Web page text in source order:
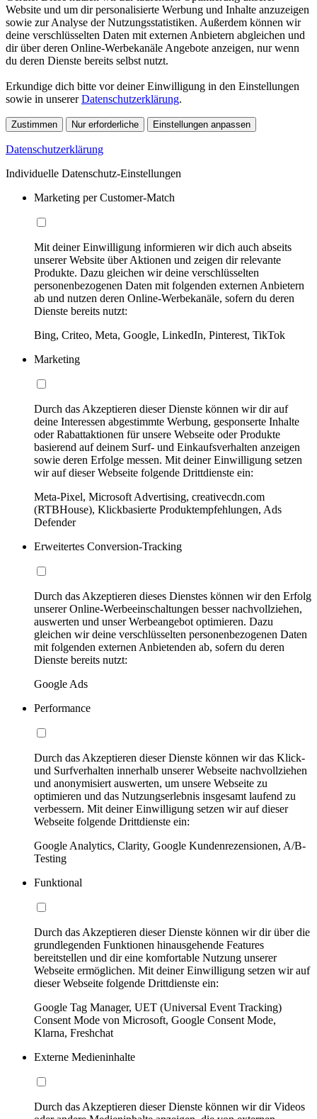
Website und um dir personalisierte Werbung und Inhalte anzuzeigen
sowie zur Analyse der Nutzungsstatistiken. Außerdem können wir
deine verschlüsselten Daten mit externen Anbietern abgleichen und
dir über deren Online-Werbekanäle Angebote anzeigen, nur wenn
du deren Dienste bereits selbst nutzt.
Erkundige dich bitte vor deiner Einwilligung in den Einstellungen
sowie in unsererDatenschutzerklärung.
Zustimmen Nur erforderliche Einstellungen anpassen
Datenschutzerklärung
Individuelle Datenschutz-Einstellungen
Marketing per Customer-Match
Mit deiner Einwilligung informieren wir dich auch abseits
unserer Website über Aktionen und zeigen dir relevante
Produkte. Dazu gleichen wir deine verschlüsselten
personenbezogenen Daten mit folgenden externen Anbietern
ab und nutzen deren Online-Werbekanäle, sofern du deren
Dienste bereits nutzt:
Bing, Criteo, Meta, Google, LinkedIn, Pinterest, TikTok
Marketing
Durch das Akzeptieren dieser Dienste können wir dir auf
deine Interessen abgestimmte Werbung, gesponserte Inhalte
oder Rabattaktionen für unsere Webseite oder Produkte
basierend auf deinem Surf- und Einkaufsverhalten anzeigen
sowie deren Erfolge messen. Mit deiner Einwilligung setzen
wir auf dieser Webseite folgende Drittdienste ein:
Meta-Pixel, Microsoft Advertising, creativecdn.com
(RTBHouse), Klickbasierte Produktempfehlungen, Ads
Defender
Erweitertes Conversion-Tracking
Durch das Akzeptieren dieses Dienstes können wir den Erfolg
unserer Online-Werbeeinschaltungen besser nachvollziehen,
auswerten und unser Werbeangebot optimieren. Dazu
gleichen wir deine verschlüsselten personenbezogenen Daten
mit folgenden externen Anbietenden ab, sofern du deren
Dienste bereits nutzt:
Google Ads
Performance
Durch das Akzeptieren dieser Dienste können wir das Klick-
und Surfverhalten innerhalb unserer Webseite nachvollziehen
und anonymisiert auswerten, um unsere Webseite zu
optimieren und das Nutzungserlebnis insgesamt laufend zu
verbessern. Mit deiner Einwilligung setzen wir auf dieser
Webseite folgende Drittdienste ein:
Google Analytics, Clarity, Google Kundenrezensionen, A/B-
Testing
Funktional
Durch das Akzeptieren dieser Dienste können wir dir über die
grundlegenden Funktionen hinausgehende Features
bereitstellen und dir eine komfortable Nutzung unserer
Webseite ermöglichen. Mit deiner Einwilligung setzen wir auf
dieser Webseite folgende Drittdienste ein:
Google Tag Manager, UET (Universal Event Tracking)
Consent Mode von Microsoft, Google Consent Mode,
Klarna, Freshchat
Externe Medieninhalte
Durch das Akzeptieren dieser Dienste können wir dir Videos